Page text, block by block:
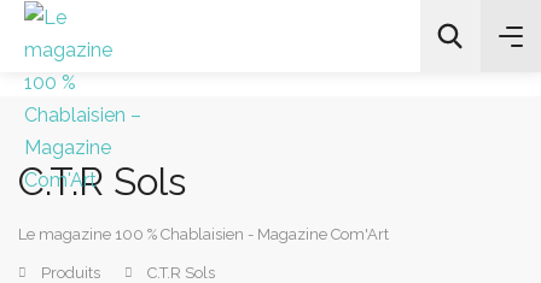
All Categories
C.T.R Sols
Le magazine 100 % Chablaisien - Magazine Com'Art
Produits C.T.R Sols